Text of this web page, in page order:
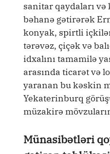
sanitar qaydaları
bəhanə gətirərək
konyak, spirtli
tərəvəz, çiçək və
idxalını tamamilə
arasında ticarət və
yaranan bu kəskin
Yekaterinburq
müzakirə
Münasibətləri